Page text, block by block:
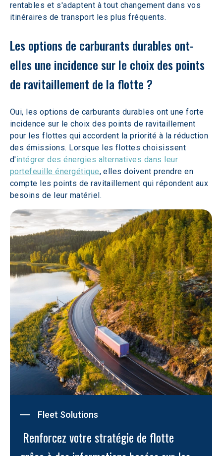
rentables et s'adaptent à tout changement dans vos
itinéraires de transport les plus fréquents.
Les options de carburants durables ont-
elles une incidence sur le choix des points
de ravitaillement de la flotte ?
Oui, les options de carburants durables ont une forte
incidence sur le choix des points de ravitaillement
pour les flottes qui accordent la priorité à la réduction
des émissions. Lorsque les flottes choisissent
d'intégrer des énergies alternatives dans leur
portefeuille énergétique, elles doivent prendre en
compte les points de ravitaillement qui répondent aux
besoins de leur matériel.
Fleet Solutions